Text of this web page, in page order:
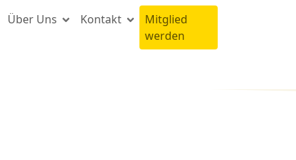
Über Uns Kontakt
Mitglied
werden